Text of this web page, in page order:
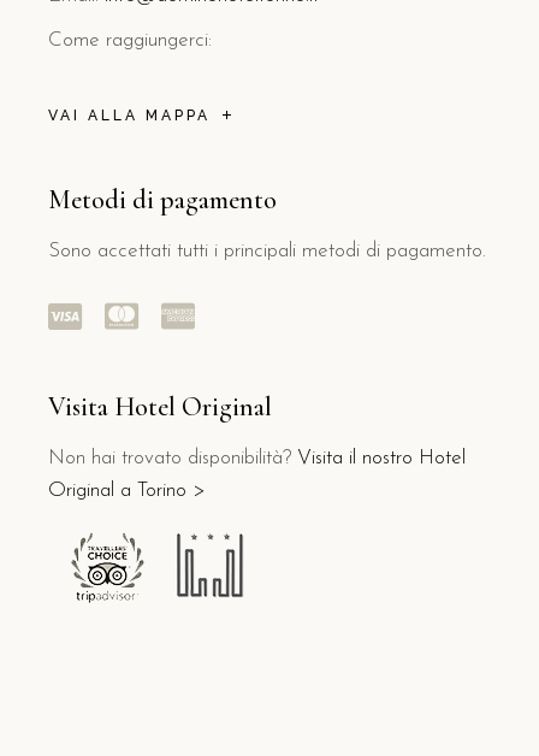
Come raggiungerci:
VAI ALLA MAPPA
Metodi di pagamento
Sono accettati tutti i principali metodi di pagamento.
Visita Hotel Original
Non hai trovato disponibilità? Visita il nostro Hotel
Original a Torino >